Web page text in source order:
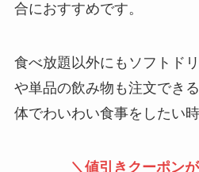
合におすすめです。
食べ放題以外にもソフトド
や単品の飲み物も注文でき
体でわいわい食事をしたい
＼値引きクーポン